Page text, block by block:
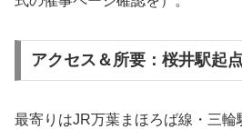
アクセス＆所要：桜井駅起
最寄りはJR万葉まほろば線・三